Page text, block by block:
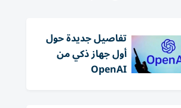
تفاصيل جديدة حول
أول جهاز ذكي من
OpenAI